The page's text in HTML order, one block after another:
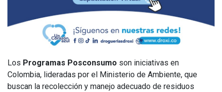
Los Programas Posconsumo son iniciativas en
Colombia, lideradas por el Ministerio de Ambiente, que
buscan la recolección y manejo adecuado de residuos